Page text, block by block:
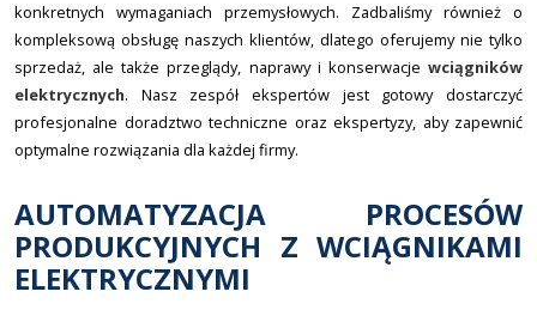
konkretnych wymaganiach przemysłowych. Zadbaliśmy również o
kompleksową obsługę naszych klientów, dlatego oferujemy nie tylko
sprzedaż, ale także przeglądy, naprawy i konserwacje wciągników
elektrycznych. Nasz zespół ekspertów jest gotowy dostarczyć
profesjonalne doradztwo techniczne oraz ekspertyzy, aby zapewnić
optymalne rozwiązania dla każdej firmy.
AUTOMATYZACJA PROCESÓW
PRODUKCYJNYCH Z WCIĄGNIKAMI
ELEKTRYCZNYMI